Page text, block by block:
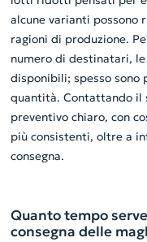
alcune varianti possono
ragioni di produzione.
numero di destinatari,
disponibili; spesso sono
quantità. Contattando il
preventivo chiaro, con
più consistenti, oltre a
consegna.
Quanto tempo
consegna delle